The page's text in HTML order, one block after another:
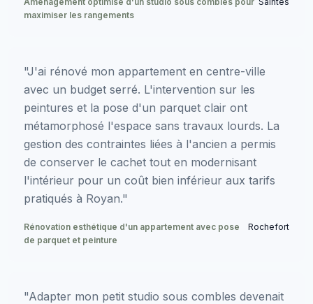
maximiser les rangements
"J'ai rénové mon appartement en centre-ville
avec un budget serré. L'intervention sur les
peintures et la pose d'un parquet clair ont
métamorphosé l'espace sans travaux lourds. La
gestion des contraintes liées à l'ancien a permis
de conserver le cachet tout en modernisant
l'intérieur pour un coût bien inférieur aux tarifs
pratiqués à Royan."
Rénovation esthétique d'un appartement avec pose
de parquet et peinture
Rochefort
"Adapter mon petit studio sous combles devenait